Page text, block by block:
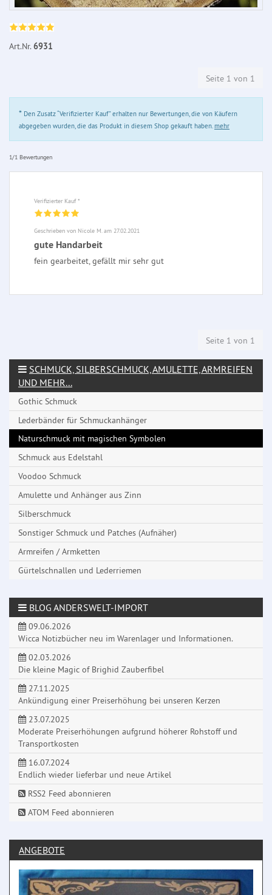
Art.Nr.6931
Seite 1 von 1
* Den Zusatz “Verifizierter Kauf” erhalten nur Bewertungen, die von Käufern
abgegeben wurden, die das Produkt in diesem Shop gekauft haben.mehr
1/1 Bewertungen
Verifizierter Kauf *
Geschrieben von Nicole M. am 27.02.2021
gute Handarbeit
fein gearbeitet, gefällt mir sehr gut
Seite 1 von 1
SCHMUCK, SILBERSCHMUCK, AMULETTE, ARMREIFEN
UND MEHR...
Gothic Schmuck
Lederbänder für Schmuckanhänger
Naturschmuck mit magischen Symbolen
Schmuck aus Edelstahl
Voodoo Schmuck
Amulette und Anhänger aus Zinn
Silberschmuck
Sonstiger Schmuck und Patches (Aufnäher)
Armreifen / Armketten
Gürtelschnallen und Lederriemen
BLOG ANDERSWELT-IMPORT
09.06.2026
Wicca Notizbücher neu im Warenlager und Informationen.
02.03.2026
Die kleine Magic of Brighid Zauberfibel
27.11.2025
Ankündigung einer Preiserhöhung bei unseren Kerzen
23.07.2025
Moderate Preiserhöhungen aufgrund höherer Rohstoff und
Transportkosten
16.07.2024
Endlich wieder lieferbar und neue Artikel
RSS2 Feed abonnieren
ATOM Feed abonnieren
ANGEBOTE